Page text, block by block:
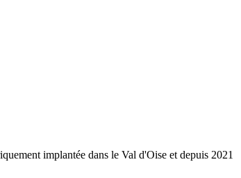
implantée dans le Val d'Oise et depuis 2021